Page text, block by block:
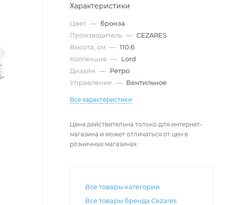
Характеристики
Цвет — бронза
Производитель — CEZARES
Высота, см — 110.6
Коллекция — Lord
Дизайн — Ретро
Управление — Вентильное
Все характеристики
Цена действительна только для интернет-
магазина и может отличаться от цен в
розничных магазинах
Все товары категории
Все товары бренда Cezares